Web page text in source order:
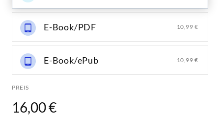
E-Book/PDF 10,99 €
E-Book/ePub 10,99 €
PREIS
16,00 €